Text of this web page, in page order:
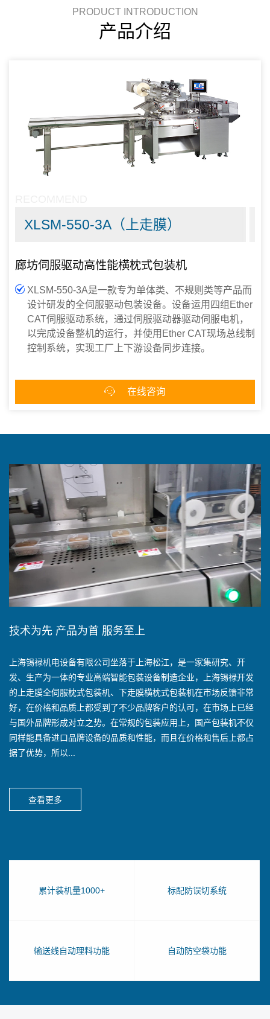
PRODUCT INTRODUCTION
产品介绍
XLSM-550-3A（上走膜）
廊坊伺服驱动高性能横枕式包装机
XLSM-550-3A是一款专为单体类、不规则类等产品而
设计研发的全伺服驱动包装设备。设备运用四组Ether
CAT伺服驱动系统，通过伺服驱动器驱动伺服电机，
以完成设备整机的运行，并使用Ether CAT现场总线制
控制系统，实现工厂上下游设备同步连接。
 在线咨询
技术为先 产品为首 服务至上
上海锡禄机电设备有限公司坐落于上海松江，是一家集研究、开
发、生产为一体的专业高端智能包装设备制造企业，上海锡禄开发
的上走膜全伺服枕式包装机、下走膜横枕式包装机在市场反馈非常
好，在价格和品质上都受到了不少品牌客户的认可，在市场上已经
与国外品牌形成对立之势。在常规的包装应用上，国产包装机不仅
同样能具备进口品牌设备的品质和性能，而且在价格和售后上都占
据了优势，所以...
查看更多
累计装机量1000+ 标配防误切系统
输送线自动理料功能 自动防空袋功能